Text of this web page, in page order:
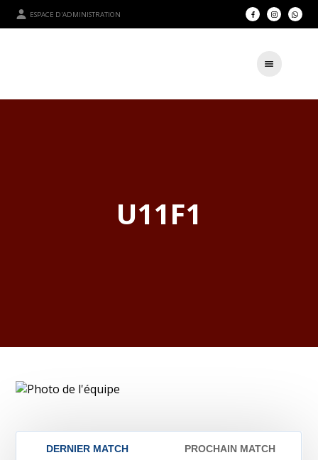
ESPACE D'ADMINISTRATION
U11F1